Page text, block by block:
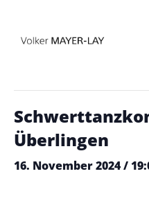
« Alle Veranstaltungen
Überlingen
16. November 2024 /